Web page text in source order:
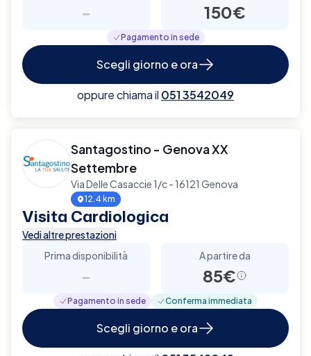
- 150€
Pagamento in sede
Scegli giorno e ora
oppure chiama il 051 3542049
Santagostino - Genova XX
Settembre
Via Delle Casaccie 1/c - 16121 Genova
12.4 km
Visita Cardiologica
Vedi altre prestazioni
Prima disponibilità
-
A partire da
85€
Pagamento in sede Conferma immediata
Scegli giorno e ora